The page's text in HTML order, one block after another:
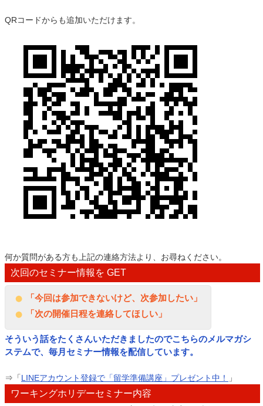
QRコードからも追加いただけます。
何か質問がある方も上記の連絡方法より、お尋ねください。
次回のセミナー情報を GET
「今回は参加できないけど、次参加したい」
「次の開催日程を連絡してほしい」
そういう話をたくさんいただきましたのでこちらのメルマガシ
ステムで、毎月セミナー情報を配信しています。
⇒「LINEアカウント登録で「留学準備講座」プレゼント中！ 」
ワーキングホリデーセミナー内容